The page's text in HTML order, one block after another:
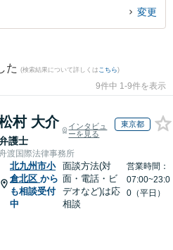
弁護士に相談予約したい』などでお困り
変更
た (検索結果について詳しくは こちら)
9件中 1-9件を表示
村 大介
護士
インタビュ
ーを見る
東京都
渡国際法律事務所
北九州市小
倉北区 から
も相談受付
中
面談方法(対
面・電話・ビ
デオなど)は応
相談
営業時間：
07:00~23:0
0（平日）